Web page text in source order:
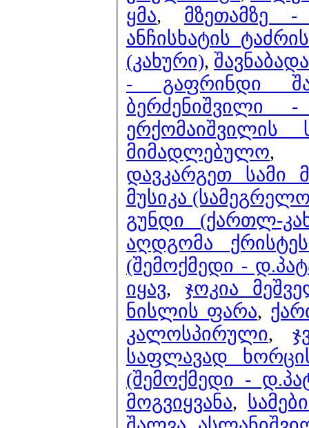
ყმა, მზეთამზე
ანჩისხატის
(კახური),
- გაფრინდი
მიმადლებულო
დავკარგეთ სამი
მუსიკა
გუნდი (ქართლ-
აღდგომა
(შემოქმედი -
იყავ, ჯოკია
ნისლის ფარა,
კალოსპირული,
საფლავად
(შემოქმედი -
მოგვიყვანა,